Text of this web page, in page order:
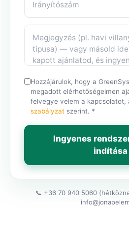
Hozzájárulok, hogy a
megadott elérhetőségeimen
felvegye velem a kapcsolatot,
szabályzat szerint. *
Ingyenes
indítása
📞 +36 70 940 5060